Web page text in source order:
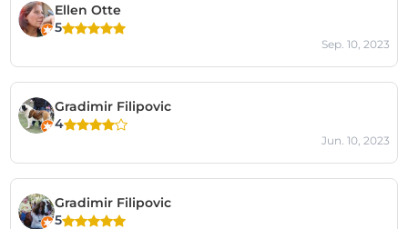
Ellen Otte
5
Sep. 10, 2023
Gradimir Filipovic
4
Jun. 10, 2023
Gradimir Filipovic
5